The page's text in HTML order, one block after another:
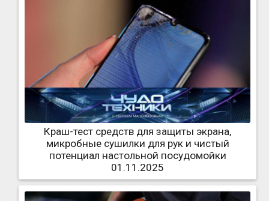
Краш-тест средств для защиты экрана,
микробные сушилки для рук и чистый
потенциал настольной посудомойки
01.11.2025